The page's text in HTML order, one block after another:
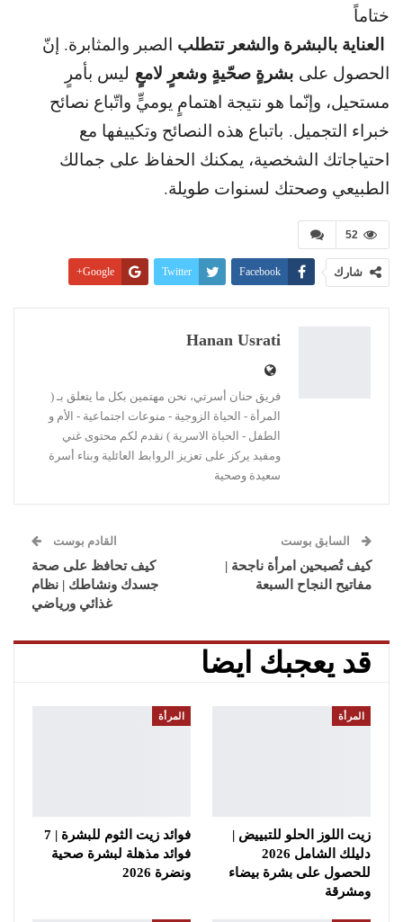
ختاماً
العناية بالبشرة والشعر تتطلب الصبر والمثابرة. إنّ
الحصول على بشرةٍ صحّيةٍ وشعرٍ لامعٍ ليس بأمرٍ
مستحيل، وإنّما هو نتيجة اهتمامٍ يوميٍّ واتّباع نصائح
خبراء التجميل. باتباع هذه النصائح وتكييفها مع
احتياجاتك الشخصية، يمكنك الحفاظ على جمالك
الطبيعي وصحتك لسنوات طويلة.
52
شارك Facebook
Twitter
Google+
Linkedin
Hanan Usrati
فريق حنان أسرتي، نحن مهتمين بكل ما يتعلق بـ (
المرأة - الحياة الزوجية - منوعات اجتماعية - الأم و
الطفل - الحياة الاسرية ) نقدم لكم محتوى غني
ومفيد يركز على تعزيز الروابط العائلية وبناء أسرة
سعيدة وصحية
السابق بوست
كيف تُصبحين امرأة ناجحة |
مفاتيح النجاح السبعة
القادم بوست
كيف تحافظ على صحة
جسدك ونشاطك | نظام
غذائي ورياضي
قد يعجبك ايضا
المرأة
زيت اللوز الحلو للتبييض |
دليلك الشامل 2026
للحصول على بشرة بيضاء
ومشرقة
المرأة
فوائد زيت الثوم للبشرة | 7
فوائد مذهلة لبشرة صحية
ونضرة 2026